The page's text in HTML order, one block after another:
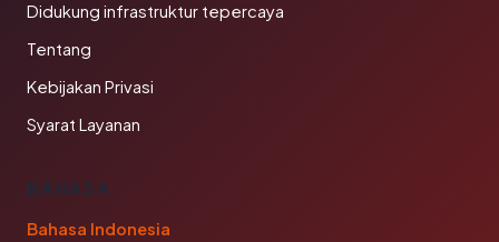
Didukung infrastruktur tepercaya
Tentang
Kebijakan Privasi
Syarat Layanan
BAHASA
Bahasa Indonesia